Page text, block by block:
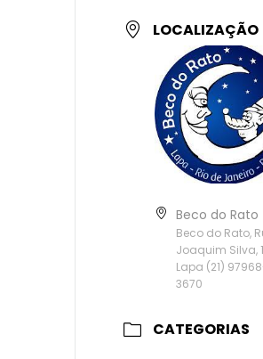
LOCALIZAÇÃO
Beco do Rato
Beco do Rato,
Joaquim Silva,
Lapa (21)
3670
CATEGORIAS